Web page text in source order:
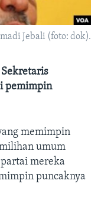
Jebali (foto: dok).
pemimpin
memimpin
umum
mereka
puncaknya